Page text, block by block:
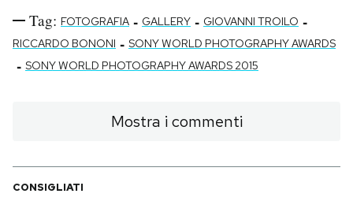
Tag: FOTOGRAFIA - GALLERY - GIOVANNI TROILO -
RICCARDO BONONI - SONY WORLD PHOTOGRAPHY AWARDS
- SONY WORLD PHOTOGRAPHY AWARDS 2015
Mostra i commenti
CONSIGLIATI